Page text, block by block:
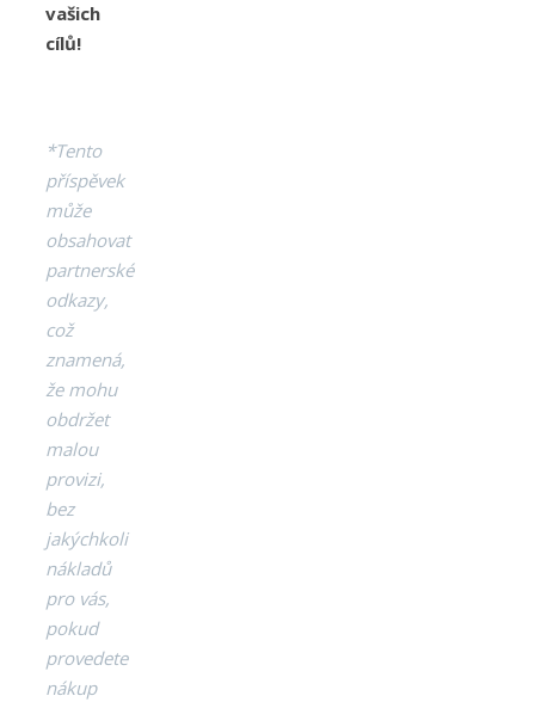
vašich
cílů!
*Tento
příspěvek
může
obsahovat
partnerské
odkazy,
což
znamená,
že mohu
obdržet
malou
provizi,
bez
jakýchkoli
nákladů
pro vás,
pokud
provedete
nákup